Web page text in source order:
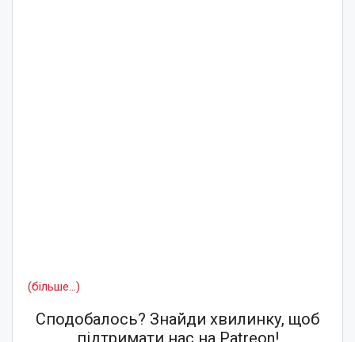
(більше…)
Сподобалось? Знайди хвилинку, щоб
підтримати нас на Patreon!